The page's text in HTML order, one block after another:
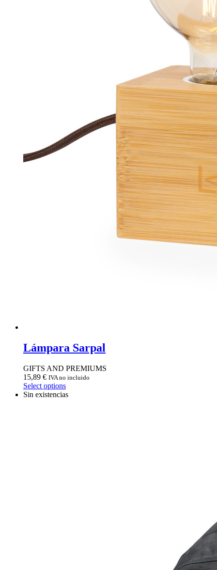
Lámpara Sarpal
GIFTS AND PREMIUMS
15,89 € IVA no incluido
Select options
Sin existencias